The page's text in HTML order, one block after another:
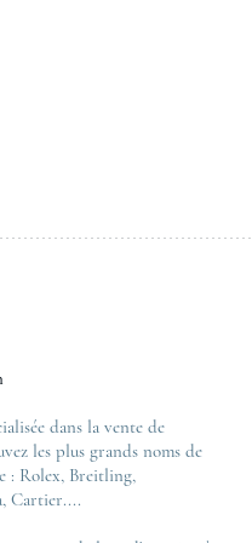
dans la vente de
les plus grands noms de
: Rolex, Breitling,
, Cartier....